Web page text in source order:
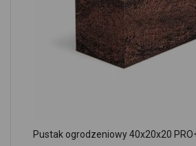
Pustak ogrodzeniowy 40x20x20